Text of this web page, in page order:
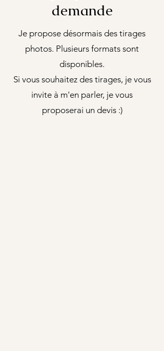
demande
Je propose désormais des tirages
photos. Plusieurs formats sont
disponibles.
Si vous souhaitez des tirages, je vous
invite à m'en parler, je vous
proposerai un devis :)